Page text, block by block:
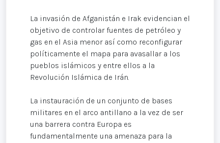
La invasión de Afganistán e Irak evidencian el
objetivo de controlar fuentes de petróleo y
gas en el Asia menor así como reconfigurar
políticamente el mapa para avasallar a los
pueblos islámicos y entre ellos a la
Revolución Islámica de Irán.
La instauración de un conjunto de bases
militares en el arco antillano a la vez de ser
una barrera contra Europa es
fundamentalmente una amenaza para la